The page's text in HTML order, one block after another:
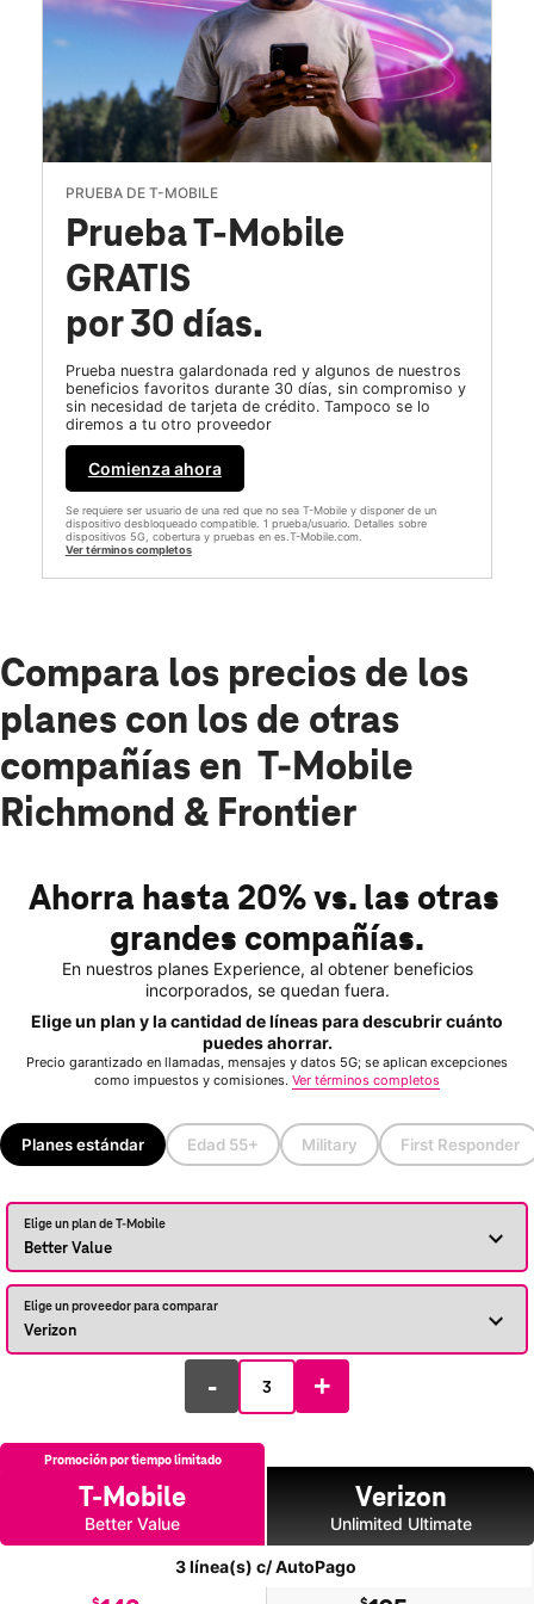
PRUEBA DE T-MOBILE
Prueba T-Mobile
GRATIS
por 30 días.
Prueba nuestra galardonada red y algunos de nuestros
beneficios favoritos durante 30 días, sin compromiso y
sin necesidad de tarjeta de crédito. Tampoco se lo
diremos a tu otro proveedor
Comienza ahora
Se requiere ser usuario de una red que no sea T-Mobile y disponer de un
dispositivo desbloqueado compatible. 1 prueba/usuario. Detalles sobre
dispositivos 5G, cobertura y pruebas en es.T-Mobile.com.
Ver términos completos
Compara los precios de los
planes con los de otras
compañías en T-Mobile
Richmond & Frontier